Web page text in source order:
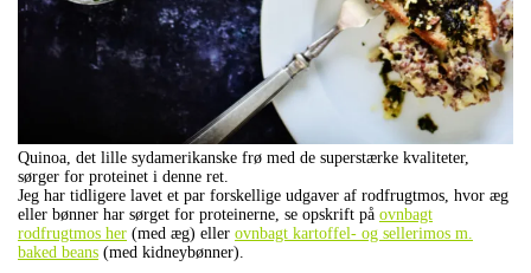
Quinoa, det lille sydamerikanske frø med de superstærke kvaliteter,
sørger for proteinet i denne ret.
Jeg har tidligere lavet et par forskellige udgaver af rodfrugtmos, hvor æg
eller bønner har sørget for proteinerne, se opskrift på ovnbagt
rodfrugtmos her (med æg) eller ovnbagt kartoffel- og sellerimos m.
baked beans (med kidneybønner).